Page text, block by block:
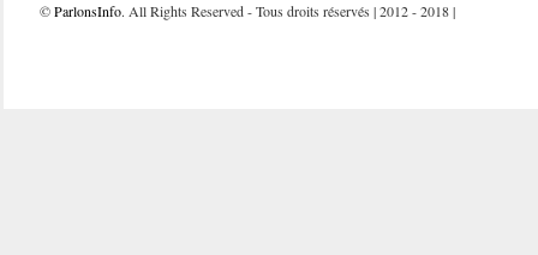
©ParlonsInfo. All Rights Reserved - Tous droits réservés | 2012 - 2018 |